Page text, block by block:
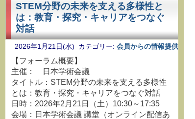
STEM分野の未来を支える多様性と
は：教育・探究・キャリアをつなぐ
対話
2026年1月21日(水) カテゴリー: 会員からの情報提供
【フォーラム概要】
主催： 日本学術会議
タイトル：STEM分野の未来を支える多様性
とは：教育・探究・キャリアをつなぐ対話
日時：2026年2月21日（土）10:30～17:35
会場：日本学術会議 講堂（オンライン配信あ